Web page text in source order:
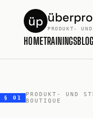
üp PRODUKT-
HOMETRAININGSBLOG
§ 01
PRODUKT- UND
BOUTIQUE